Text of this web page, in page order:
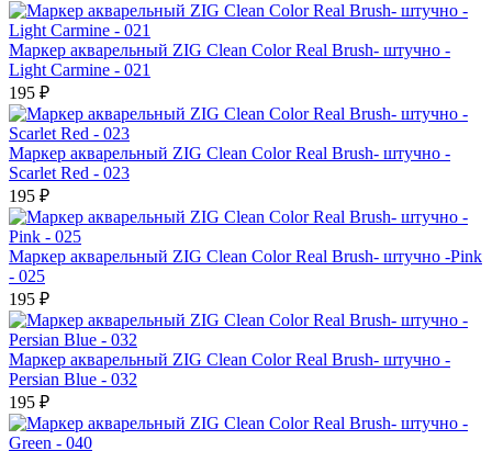
Маркер акварельный ZIG Clean Color Real Brush- штучно -
Light Carmine - 021
195 ₽
Маркер акварельный ZIG Clean Color Real Brush- штучно -
Scarlet Red - 023
195 ₽
Маркер акварельный ZIG Clean Color Real Brush- штучно -Pink
- 025
195 ₽
Маркер акварельный ZIG Clean Color Real Brush- штучно -
Persian Blue - 032
195 ₽